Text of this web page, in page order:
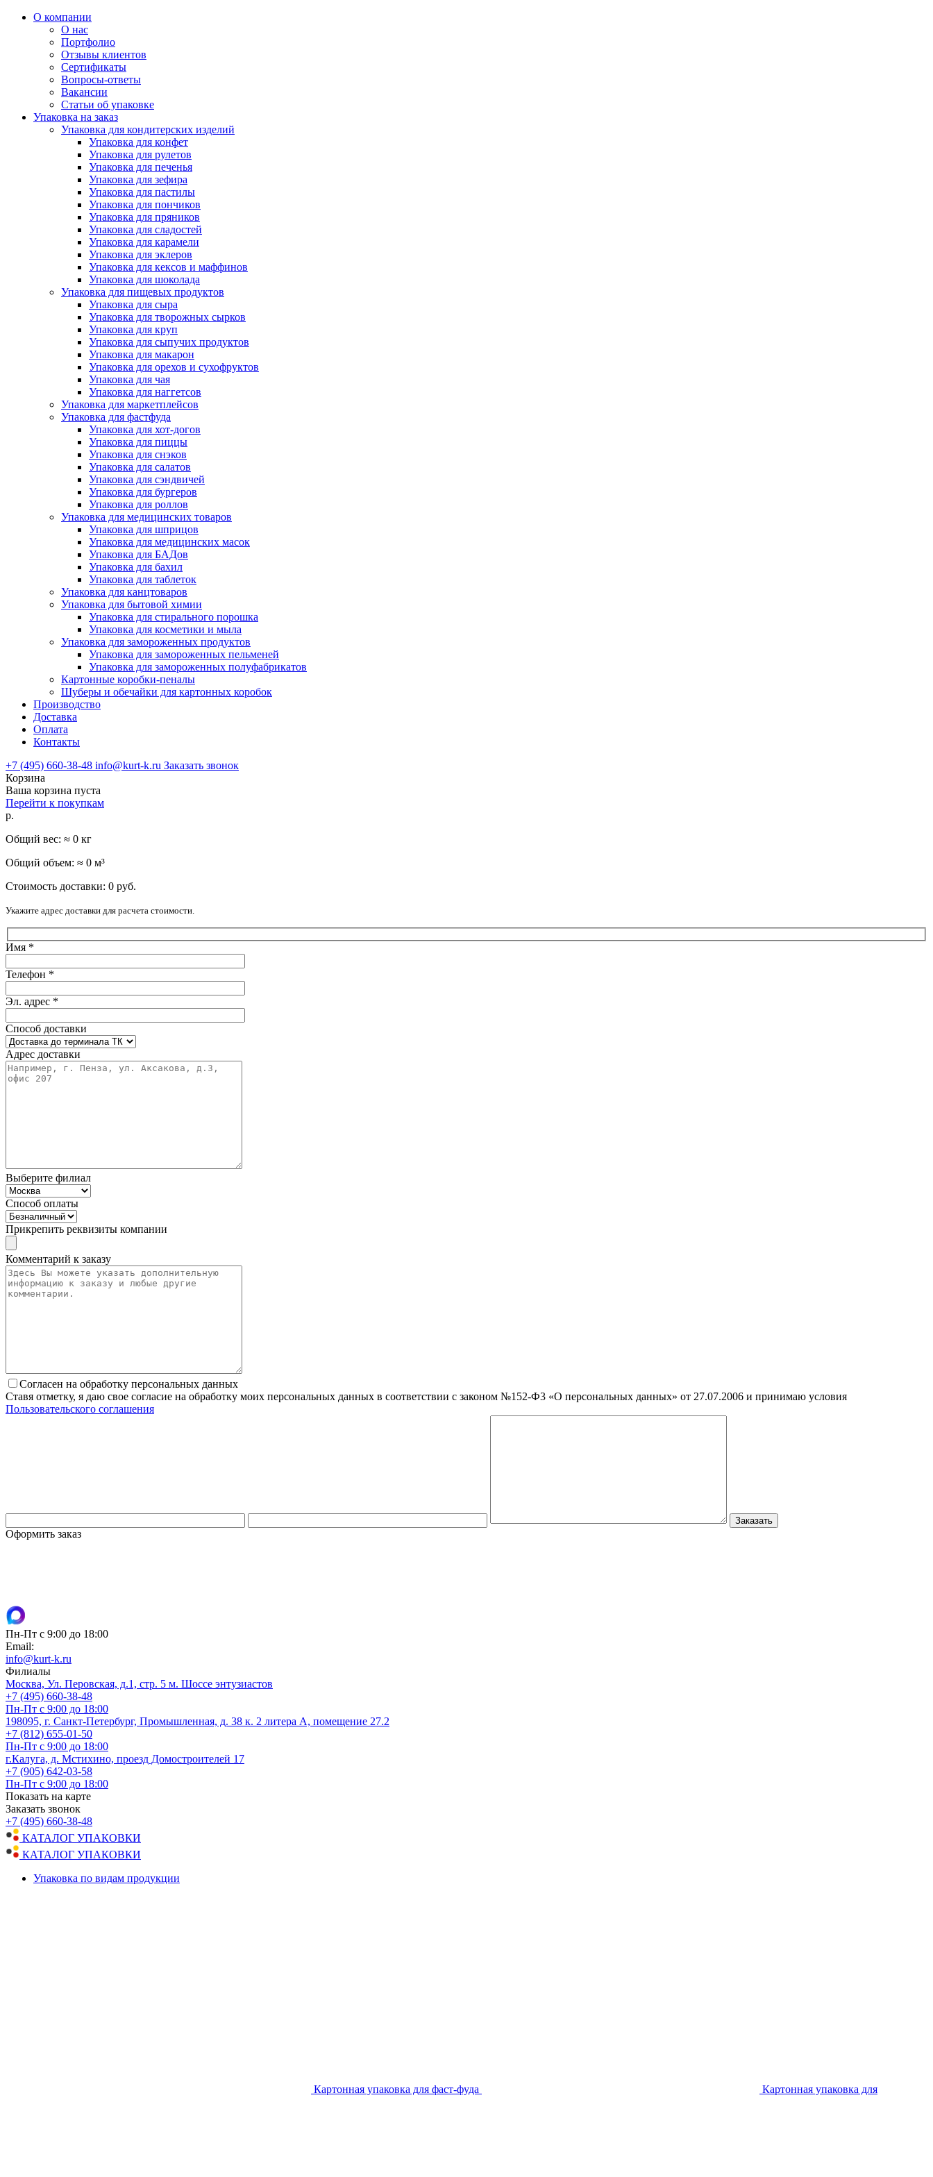
О компании
О нас
Портфолио
Отзывы клиентов
Сертификаты
Вопросы-ответы
Вакансии
Статьи об упаковке
Упаковка на заказ
Упаковка для кондитерских изделий
Упаковка для конфет
Упаковка для рулетов
Упаковка для печенья
Упаковка для зефира
Упаковка для пастилы
Упаковка для пончиков
Упаковка для пряников
Упаковка для сладостей
Упаковка для карамели
Упаковка для эклеров
Упаковка для кексов и маффинов
Упаковка для шоколада
Упаковка для пищевых продуктов
Упаковка для сыра
Упаковка для творожных сырков
Упаковка для круп
Упаковка для сыпучих продуктов
Упаковка для макарон
Упаковка для орехов и сухофруктов
Упаковка для чая
Упаковка для наггетсов
Упаковка для маркетплейсов
Упаковка для фастфуда
Упаковка для хот-догов
Упаковка для пиццы
Упаковка для снэков
Упаковка для салатов
Упаковка для сэндвичей
Упаковка для бургеров
Упаковка для роллов
Упаковка для медицинских товаров
Упаковка для шприцов
Упаковка для медицинских масок
Упаковка для БАДов
Упаковка для бахил
Упаковка для таблеток
Упаковка для канцтоваров
Упаковка для бытовой химии
Упаковка для стирального порошка
Упаковка для косметики и мыла
Упаковка для замороженных продуктов
Упаковка для замороженных пельменей
Упаковка для замороженных полуфабрикатов
Картонные коробки-пеналы
Шуберы и обечайки для картонных коробок
Производство
Доставка
Оплата
Контакты
+7 (495) 660-38-48 info@kurt-k.ru Заказать звонок
Корзина
Ваша корзина пуста
Перейти к покупкам
р.
Общий вес: ≈ 0 кг
Общий объем: ≈ 0 м³
Стоимость доставки: 0 руб.
Укажите адрес доставки для расчета стоимости.
Имя *
Телефон *
Эл. адрес *
Способ доставки
Адрес доставки
Выберите филиал
Способ оплаты
Прикрепить реквизиты компании
Комментарий к заказу
Согласен на обработку персональных данных
Ставя отметку, я даю свое согласие на обработку моих персональных данных в соответствии с законом №152-Ф3 «О персональных данных» от 27.07.2006 и принимаю условия
Пользовательского соглашения
Оформить заказ
Пн-Пт с 9:00 до 18:00
Email:
info@kurt-k.ru
Филиалы
Москва, Ул. Перовская, д.1, стр. 5 м. Шоссе энтузиастов
+7 (495) 660-38-48
Пн-Пт с 9:00 до 18:00
198095, г. Санкт-Петербург, Промышленная, д. 38 к. 2 литера А, помещение 27.2
+7 (812) 655-01-50
Пн-Пт с 9:00 до 18:00
г.Калуга, д. Мстихино, проезд Домостроителей 17
+7 (905) 642-03-58
Пн-Пт с 9:00 до 18:00
Показать на карте
Заказать звонок
+7 (495) 660-38-48
КАТАЛОГ УПАКОВКИ
КАТАЛОГ УПАКОВКИ
Упаковка по видам продукции
Картонная упаковка для фаст-фуда Картонная упаковка для